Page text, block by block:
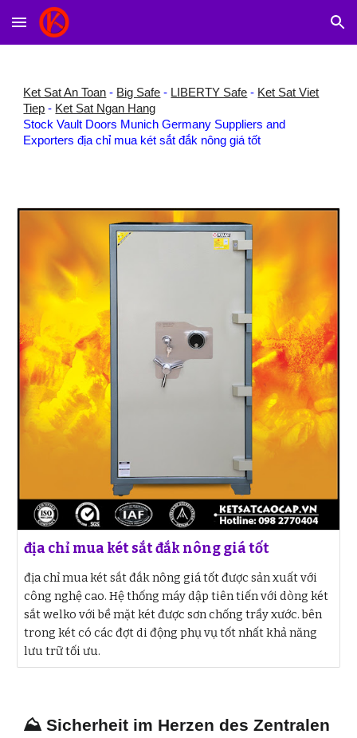
Skip to main content Skip to navigation
Ket Sat An Toan - Big Safe - LIBERTY Safe - Ket Sat Viet
Tiep - Ket Sat Ngan Hang
Stock Vault Doors Munich Germany Suppliers and
Exporters địa chỉ mua két sắt đắk nông giá tốt
địa chỉ mua két sắt đắk nông giá tốt
địa chỉ mua két sắt đắk nông giá tốt được sản xuất với
công nghệ cao. Hệ thống máy dập tiên tiến với dòng két
sắt welko với bề mặt két được sơn chống trầy xước. bên
trong két có các đợt di động phụ vụ tốt nhất khả năng
lưu trữ tối ưu.
⛰️ Sicherheit im Herzen des Zentralen